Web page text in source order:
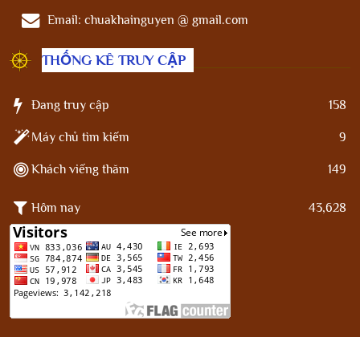
Email: chuakhainguyen @ gmail.com
THỐNG KÊ TRUY CẬP
Đang truy cập 158
Máy chủ tìm kiếm 9
Khách viếng thăm 149
Hôm nay 43,628